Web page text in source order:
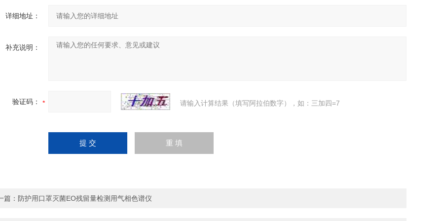
详细地址：
补充说明：
验证码： 请输入计算结果（填写阿拉伯数字），如：三加四=7
篇： 防护用口罩灭菌EO残留量检测用气相色谱仪